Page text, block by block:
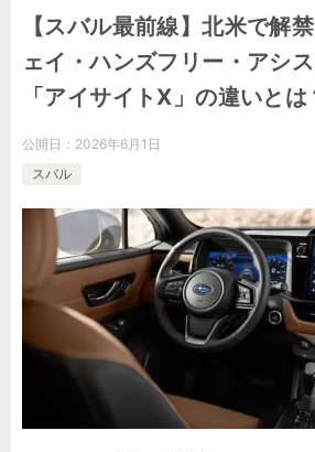
【スバル最前線】北米で解
ェイ・ハンズフリー・アシ
「アイサイトX」の違いとは
公開日： 2026年6月1日
スバル